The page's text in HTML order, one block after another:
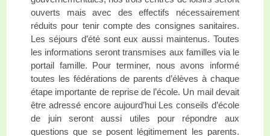
ouverts mais avec des effectifs nécessairement
réduits pour tenir compte des consignes sanitaires.
Les séjours d’été sont eux aussi maintenus. Toutes
les informations seront transmises aux familles via le
portail famille. Pour terminer, nous avons informé
toutes les fédérations de parents d’élèves à chaque
étape importante de reprise de l’école. Un mail devait
être adressé encore aujourd’hui Les conseils d’école
de juin seront aussi utiles pour répondre aux
questions que se posent légitimement les parents.